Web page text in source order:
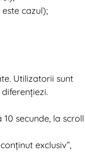
cazul);
Utilizatorii sunt
secunde, la scroll
exclusiv”,